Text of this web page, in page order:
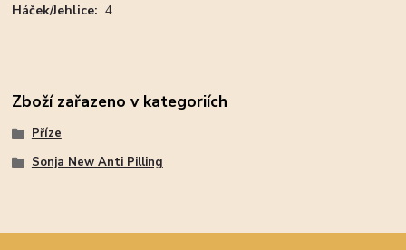
Háček/Jehlice: 4
Zboží zařazeno v kategoriích
Příze
Sonja New Anti Pilling